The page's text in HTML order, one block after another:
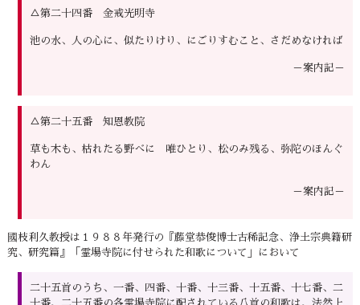
△第二十四番 金戒光明寺
池の水、人の心に、似たりけり、にごりすむこと、さだめなければ
－案内記－
△第二十五番 知恩教院
草も木も、枯れたる野べに 唯ひとり、松のみ残る、弥陀のほんぐ
わん
－案内記－
國枝利久教授は１９８８年発行の『藤堂恭俊博士古稀記念、浄土宗典籍研
究、研究篇』「霊場寺院に付せられた和歌について」において
二十五首のうち、一番、四番、十番、十三番、十五番、十七番、二